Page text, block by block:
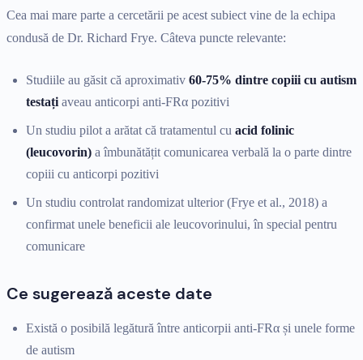
Cea mai mare parte a cercetării pe acest subiect vine de la echipa
condusă de Dr. Richard Frye. Câteva puncte relevante:
Studiile au găsit că aproximativ 60-75% dintre copiii cu autism
testați aveau anticorpi anti-FRα pozitivi
Un studiu pilot a arătat că tratamentul cu acid folinic
(leucovorin) a îmbunătățit comunicarea verbală la o parte dintre
copiii cu anticorpi pozitivi
Un studiu controlat randomizat ulterior (Frye et al., 2018) a
confirmat unele beneficii ale leucovorinului, în special pentru
comunicare
Ce sugerează aceste date
Există o posibilă legătură între anticorpii anti-FRα și unele forme
de autism